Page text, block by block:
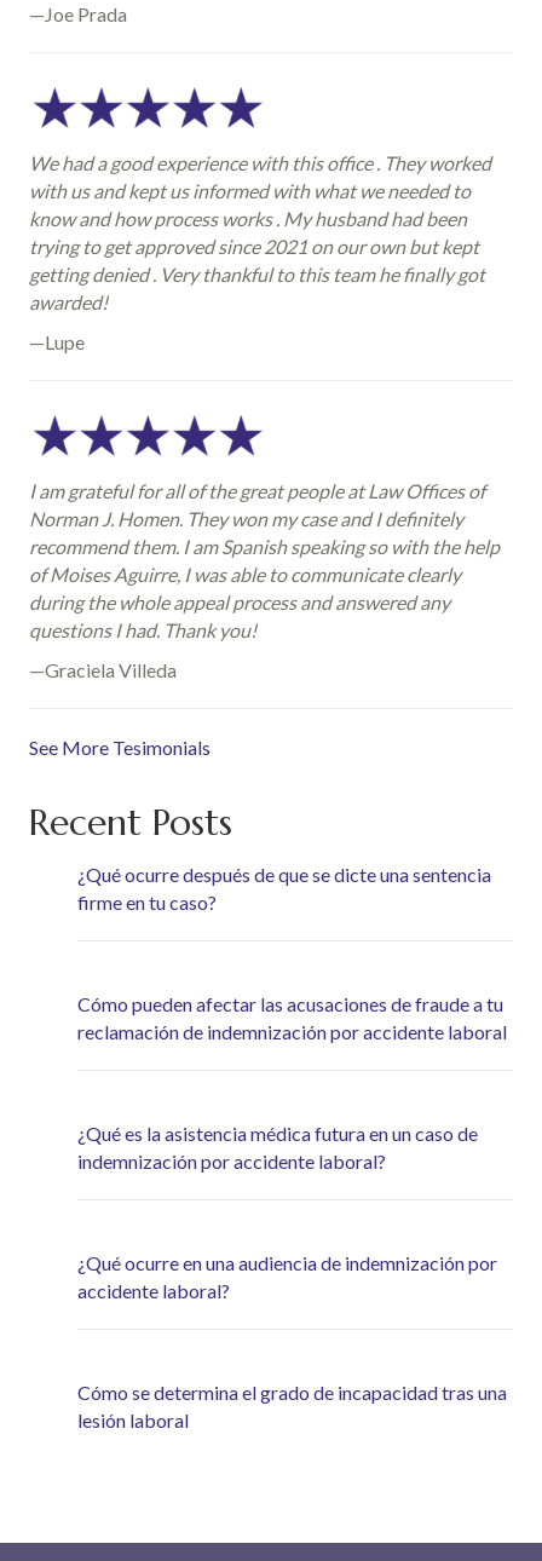
—Joe Prada
We had a good experience with this office . They worked
with us and kept us informed with what we needed to
know and how process works . My husband had been
trying to get approved since 2021 on our own but kept
getting denied . Very thankful to this team he finally got
awarded!
—Lupe
I am grateful for all of the great people at Law Offices of
Norman J. Homen. They won my case and I definitely
recommend them. I am Spanish speaking so with the help
of Moises Aguirre, I was able to communicate clearly
during the whole appeal process and answered any
questions I had. Thank you!
—Graciela Villeda
See More Tesimonials
Recent Posts
¿Qué ocurre después de que se dicte una sentencia
firme en tu caso?
Cómo pueden afectar las acusaciones de fraude a tu
reclamación de indemnización por accidente laboral
¿Qué es la asistencia médica futura en un caso de
indemnización por accidente laboral?
¿Qué ocurre en una audiencia de indemnización por
accidente laboral?
Cómo se determina el grado de incapacidad tras una
lesión laboral